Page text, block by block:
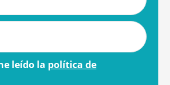
leído la política de